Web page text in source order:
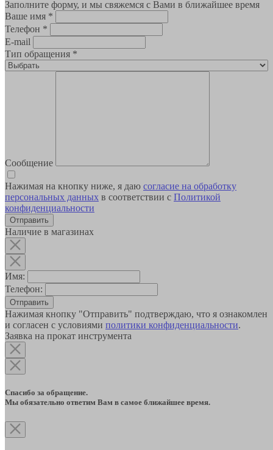
Заполните форму, и мы свяжемся с Вами в ближайшее время
Ваше имя *
Телефон *
E-mail
Тип обращения *
Сообщение
Нажимая на кнопку ниже, я даю согласие на обработку
персональных данных в соответствии с Политикой
конфиденциальности
Наличие в магазинах
Имя:
Телефон:
Отправить
Нажимая кнопку "Отправить" подтверждаю, что я ознакомлен
и согласен с условиями политики конфиденциальности.
Заявка на прокат инструмента
Спасибо за обращение.
Мы обязательно ответим Вам в самое ближайшее время.